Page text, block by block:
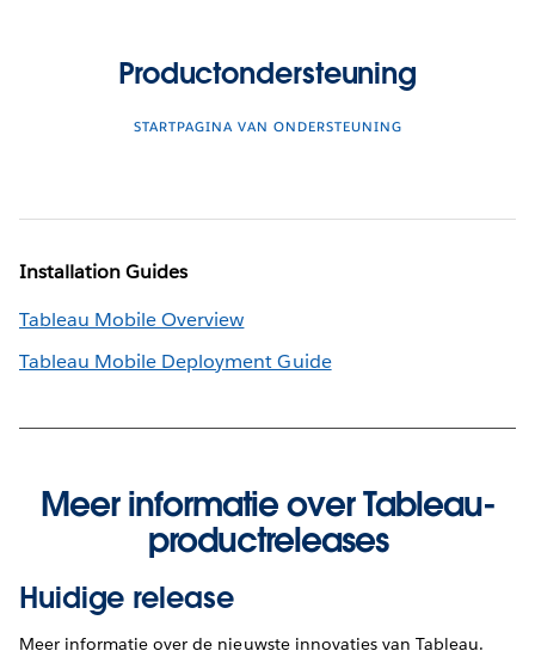
Productondersteuning
STARTPAGINA VAN ONDERSTEUNING
Installation Guides
Tableau Mobile Overview
Tableau Mobile Deployment Guide
Meer informatie over Tableau-
productreleases
Huidige release
Meer informatie over de nieuwste innovaties van Tableau.